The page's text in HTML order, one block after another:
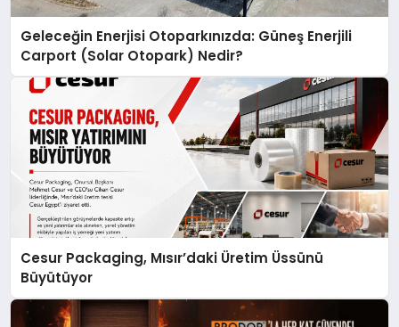
Geleceğin Enerjisi Otoparkınızda: Güneş Enerjili
Carport (Solar Otopark) Nedir?
Cesur Packaging, Mısır’daki Üretim Üssünü
Büyütüyor